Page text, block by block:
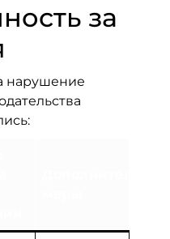
за
нарушение